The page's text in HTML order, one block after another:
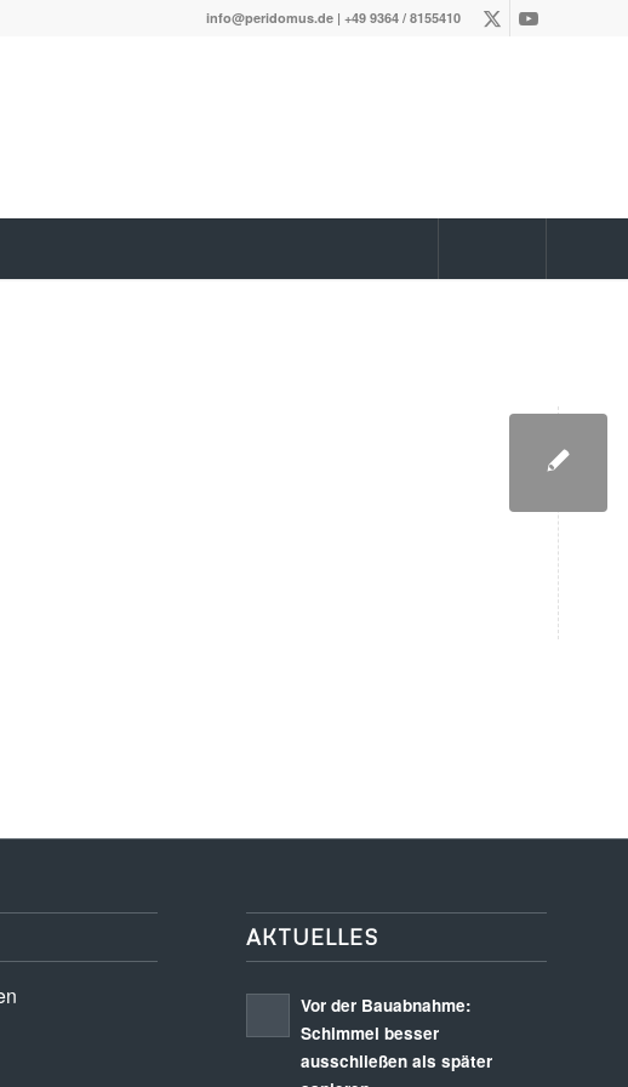
info@peridomus.de | +49 9364 / 8155410
AKTUELLES
Vor der Bauabnahme:
Schimmel besser
ausschließen als später